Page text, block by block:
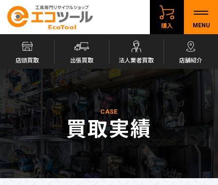
購入 MENU
店頭買取 出張買取 法人業者買取 店舗紹介
CASE
買取実績